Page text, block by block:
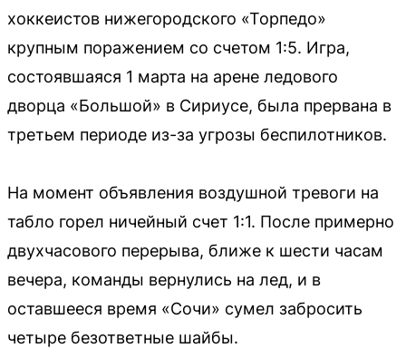
хоккеистов нижегородского «Торпедо»
крупным поражением со счетом 1:5. Игра,
состоявшаяся 1 марта на арене ледового
дворца «Большой» в Сириусе, была прервана в
третьем периоде из-за угрозы беспилотников.
На момент объявления воздушной тревоги на
табло горел ничейный счет 1:1. После примерно
двухчасового перерыва, ближе к шести часам
вечера, команды вернулись на лед, и в
оставшееся время «Сочи» сумел забросить
четыре безответные шайбы.